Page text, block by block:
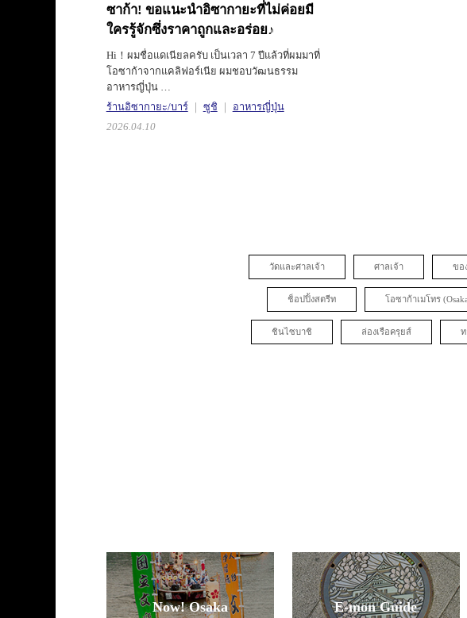
ซาก้า! ขอแนะนำอิซากายะที่ไม่ค่อยมี
ใครรู้จักซึ่งราคาถูกและอร่อย♪
Hi！ผมชื่อแดเนียลครับ เป็นเวลา 7 ปีแล้วที่ผมมาที่
โอซาก้าจากแคลิฟอร์เนีย ผมชอบวัฒนธรรม
อาหารญี่ปุ่น …
ร้านอิซากายะ/บาร์
ซูชิ
อาหารญี่ปุ่น
2026.04.10
วัดและศาลเจ้า ศาลเจ้า ขอ
ช็อปปิ้งสตรีท โอซาก้าเมโทร
ชินไซบาชิ ล่องเรือครุยส์ ท
Now! Osaka E-mon Guide